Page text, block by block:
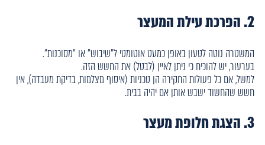
2. הפרכת עילת המעצר
המשטרה נוטה לטעון באופן כמעט אוטומטי ל"שיבוש" או "מסוכנות".
בערעור, יש להוכיח כי ניתן לאיין (לבטל) את החשש הזה.
למשל, אם כל פעולות החקירה הן טכניות (איסוף מצלמות, בדיקת מעבדה), אין
חשש שהחשוד ישבש אותן אם יהיה בבית.
3. הצגת חלופת מעצר